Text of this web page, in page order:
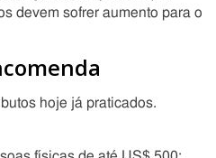
devem sofrer aumento para o
hoje já praticados.